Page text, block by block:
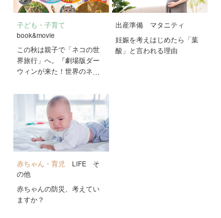
子ども・子育て
book&movie
この秋は親子で「ネコの世
界旅行」へ。『劇場版ダー
ウィンが来た！世界のネコ
公開！
出産準備
マタニティ
妊娠を考えはじめたら「葉
酸」と言われる理由
赤ちゃん・育児 LIFE
そ
の他
赤ちゃんの防災、考えてい
ますか？